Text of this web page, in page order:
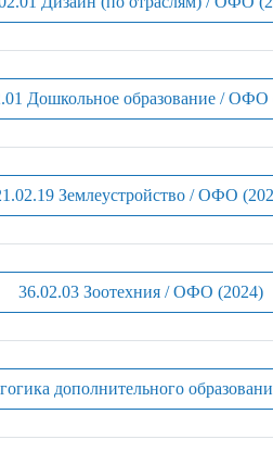
Дошкольное образование / ОФО
Землеустройство / ОФО
36.02.03 Зоотехния / ОФО (2024)
дополнительного